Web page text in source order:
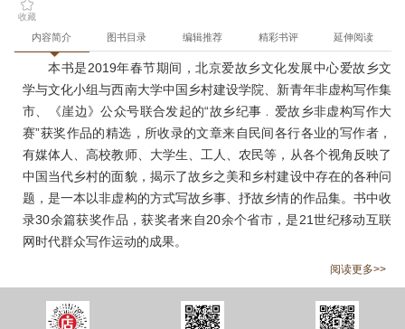
收藏
内容简介 图书目录 编辑推荐 精彩书评 延伸阅读
本书是2019年春节期间，北京爱故乡文化发展中心爱故乡文
学与文化小组与西南大学中国乡村建设学院、新青年非虚构写作集
市、《崖边》公众号联合发起的“故乡纪事﹒爱故乡非虚构写作大
赛”获奖作品的精选，所收录的文章来自民间各行各业的写作者，
有媒体人、高校教师、大学生、工人、农民等，从各个视角反映了
中国当代乡村的面貌，揭示了故乡之美和乡村建设中存在的各种问
题，是一本以非虚构的方式写故乡事、抒故乡情的作品集。书中收
录30余篇获奖作品，获奖者来自20余个省市，是21世纪移动互联
网时代群众写作运动的成果。
阅读更多>>